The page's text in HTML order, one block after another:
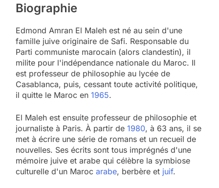
Biographie
Edmond Amran El Maleh est né au sein d'une
famille juive originaire de Safi. Responsable du
Parti communiste marocain (alors clandestin), il
milite pour l'indépendance nationale du Maroc. Il
est professeur de philosophie au lycée de
Casablanca, puis, cessant toute activité politique,
il quitte le Maroc en 1965.
El Maleh est ensuite professeur de philosophie et
journaliste à Paris. À partir de 1980, à 63 ans, il se
met à écrire une série de romans et un recueil de
nouvelles. Ses écrits sont tous imprégnés d'une
mémoire juive et arabe qui célèbre la symbiose
culturelle d'un Maroc arabe, berbère et juif.